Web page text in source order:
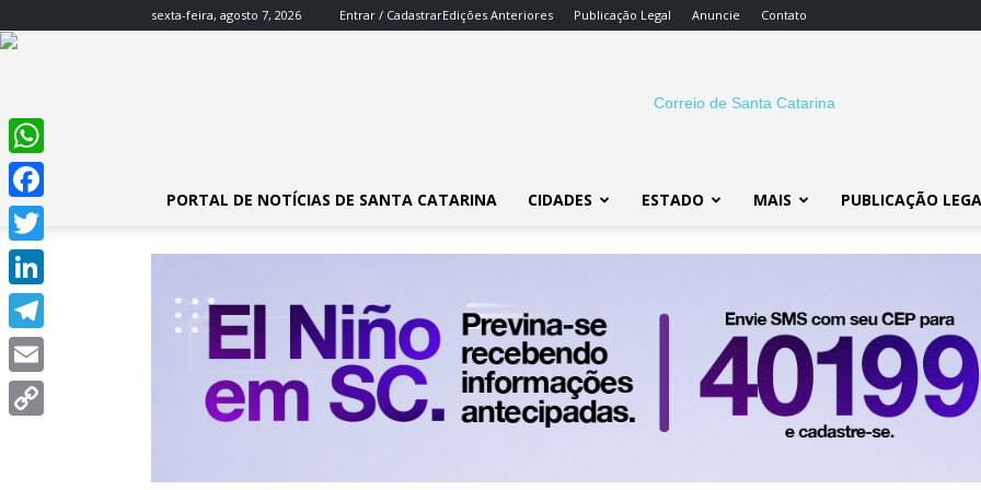
sexta-feira, agosto 7, 2026 Entrar / CadastrarEdições Anteriores Publicação Legal Anuncie Contato
SC
PORTAL DE NOTÍCIAS DE SANTA CATARINA CIDADES ESTADO MAIS PUBLICAÇÃO
WhatsApp
Facebook
Twitter
LinkedIn
Telegram
Email